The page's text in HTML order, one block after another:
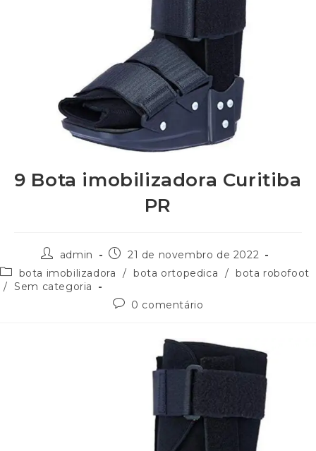
9 Bota imobilizadora Curitiba
PR
admin
21 de novembro de 2022
bota imobilizadora
/ bota ortopedica / bota robofoot
/ Sem categoria
0 comentário